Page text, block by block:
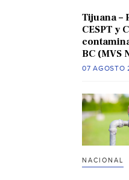
Tijuana –
CESPT y
BC (MVS
07 AGOSTO
NACIONAL